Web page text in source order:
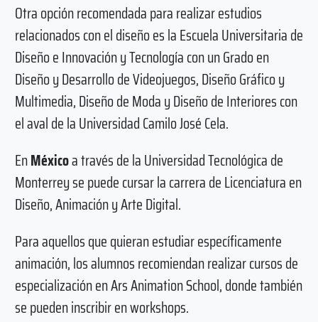
Otra opción recomendada para realizar estudios
relacionados con el diseño es la Escuela Universitaria de
Diseño e Innovación y Tecnología con un Grado en
Diseño y Desarrollo de Videojuegos, Diseño Gráfico y
Multimedia, Diseño de Moda y Diseño de Interiores con
el aval de la Universidad Camilo José Cela.
EnMéxicoa través de la Universidad Tecnológica de
Monterrey se puede cursar la carrera de Licenciatura en
Diseño, Animación y Arte Digital.
Para aquellos que quieran estudiar específicamente
animación, los alumnos recomiendan realizar cursos de
especialización en Ars Animation School, donde también
se pueden inscribir en workshops.